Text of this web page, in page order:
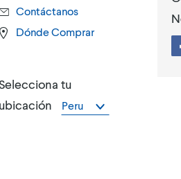
Contáctanos
Dónde Comprar
tu
ubicación
Peru